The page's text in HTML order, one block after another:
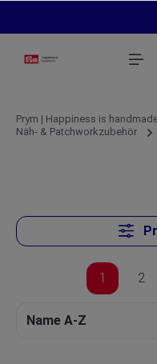
Prym | Happiness is
Näh- & Patchworkzubehör
1 2